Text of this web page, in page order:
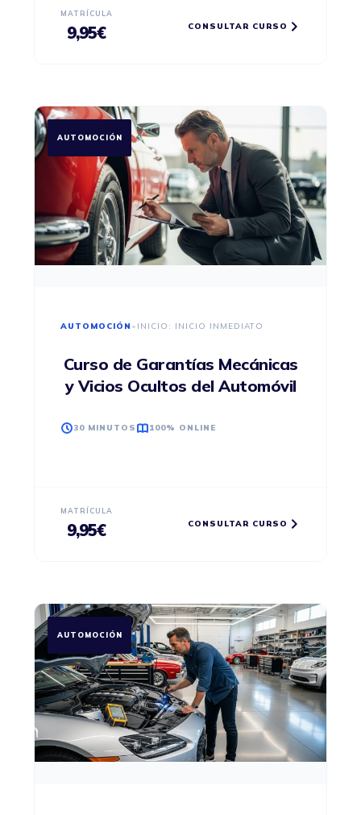
MATRÍCULA
9,95€ CONSULTAR CURSO
AUTOMOCIÓN
AUTOMOCIÓN • INICIO: INICIO INMEDIATO
Curso de Garantías Mecánicas
y Vicios Ocultos del Automóvil
30 MINUTOS 100% ONLINE
MATRÍCULA
9,95€ CONSULTAR CURSO
AUTOMOCIÓN